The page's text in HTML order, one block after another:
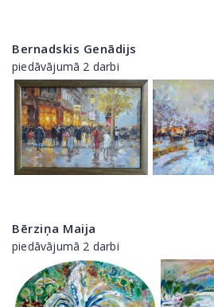
Bernadskis Genādijs
piedāvājumā 2 darbi
Bērziņa Maija
piedāvājumā 2 darbi